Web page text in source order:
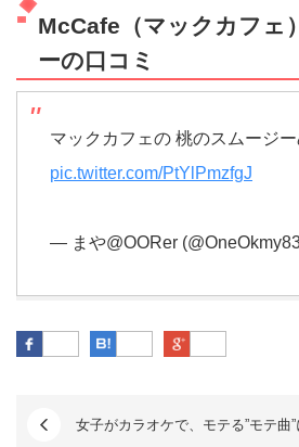
McCafe（マックカフェ
ーの口コミ
マックカフェの 桃のスムージ
pic.twitter.com/PtYlPmzfgJ
— まや@OORer
Facebook はてなブックマーク
女子がカラオケで、モテる”モテ曲